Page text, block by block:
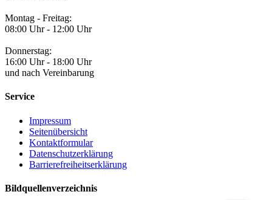
Montag - Freitag:
08:00 Uhr - 12:00 Uhr
Donnerstag:
16:00 Uhr - 18:00 Uhr
und nach Vereinbarung
Service
Impressum
Seitenübersicht
Kontaktformular
Datenschutzerklärung
Barrierefreiheitserklärung
Bildquellenverzeichnis